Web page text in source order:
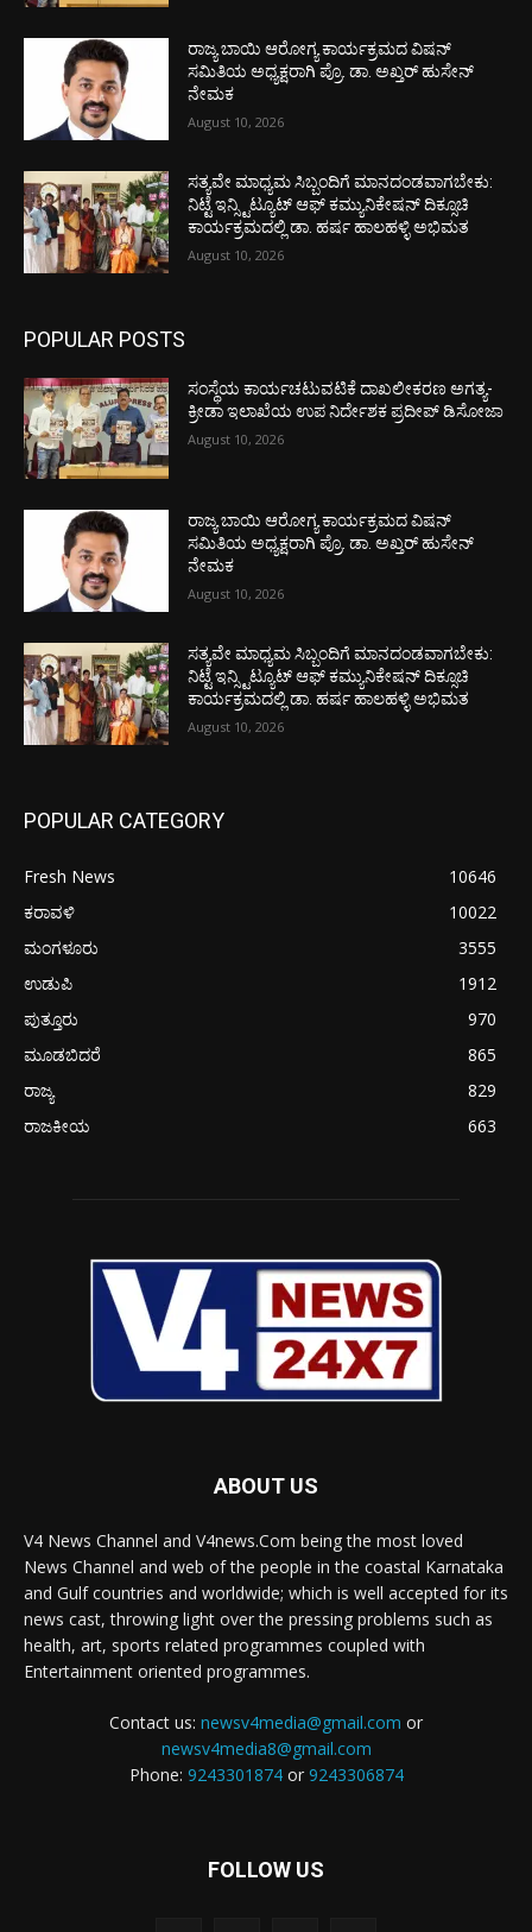
ರಾಜ್ಯ ಬಾಯಿ ಆರೋಗ್ಯ ಕಾರ್ಯಕ್ರಮದ ವಿಷನ್
ಸಮಿತಿಯ ಅಧ್ಯಕ್ಷರಾಗಿ ಪ್ರೊ. ಡಾ. ಅಖ್ತರ್ ಹುಸೇನ್
ನೇಮಕ
August 10, 2026
ಸತ್ಯವೇ ಮಾಧ್ಯಮ ಸಿಬ್ಬಂದಿಗೆ ಮಾನದಂಡವಾಗಬೇಕು:
ನಿಟ್ಟೆ ಇನ್ಸ್ಟಿಟ್ಯೂಟ್ ಆಫ್ ಕಮ್ಯುನಿಕೇಷನ್ ದಿಕ್ಸೂಚಿ
ಕಾರ್ಯಕ್ರಮದಲ್ಲಿ ಡಾ. ಹರ್ಷ ಹಾಲಹಳ್ಳಿ ಅಭಿಮತ
August 10, 2026
POPULAR POSTS
ಸಂಸ್ಥೆಯ ಕಾರ್ಯಚಟುವಟಿಕೆ ದಾಖಲೀಕರಣ ಅಗತ್ಯ-
ಕ್ರೀಡಾ ಇಲಾಖೆಯ ಉಪ ನಿರ್ದೇಶಕ ಪ್ರದೀಪ್ ಡಿಸೋಜಾ
August 10, 2026
ರಾಜ್ಯ ಬಾಯಿ ಆರೋಗ್ಯ ಕಾರ್ಯಕ್ರಮದ ವಿಷನ್
ಸಮಿತಿಯ ಅಧ್ಯಕ್ಷರಾಗಿ ಪ್ರೊ. ಡಾ. ಅಖ್ತರ್ ಹುಸೇನ್
ನೇಮಕ
August 10, 2026
ಸತ್ಯವೇ ಮಾಧ್ಯಮ ಸಿಬ್ಬಂದಿಗೆ ಮಾನದಂಡವಾಗಬೇಕು:
ನಿಟ್ಟೆ ಇನ್ಸ್ಟಿಟ್ಯೂಟ್ ಆಫ್ ಕಮ್ಯುನಿಕೇಷನ್ ದಿಕ್ಸೂಚಿ
ಕಾರ್ಯಕ್ರಮದಲ್ಲಿ ಡಾ. ಹರ್ಷ ಹಾಲಹಳ್ಳಿ ಅಭಿಮತ
August 10, 2026
POPULAR CATEGORY
Fresh News
10646
ಕರಾವಳಿ
10022
ಮಂಗಳೂರು
3555
ಉಡುಪಿ
1912
ಪುತ್ತೂರು
970
ಮೂಡಬಿದರೆ
865
ರಾಜ್ಯ
829
ರಾಜಕೀಯ
663
ABOUT US
V4 News Channel and V4news.Com being the most loved
News Channel and web of the people in the coastal Karnataka
and Gulf countries and worldwide; which is well accepted for its
news cast, throwing light over the pressing problems such as
health, art, sports related programmes coupled with
Entertainment oriented programmes.
Contact us: newsv4media@gmail.com or
newsv4media8@gmail.com
Phone: 9243301874or 9243306874
FOLLOW US